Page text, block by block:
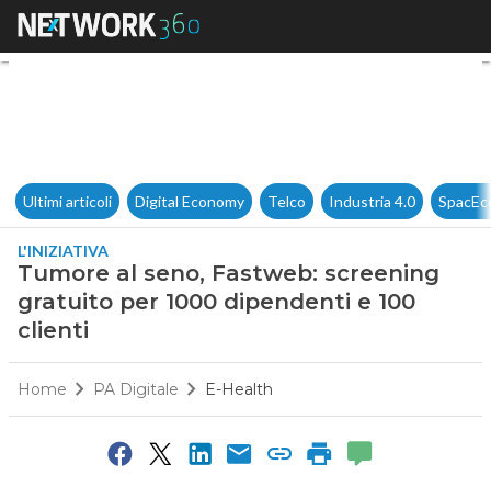
Tumore al seno, Fastweb:
Ultimi articoli Digital Economy Telco Industria 4.0
L'INIZIATIVA
Tumore al seno, Fastweb: screening
gratuito per 1000 dipendenti e 100
clienti
Home PA Digitale E-Health